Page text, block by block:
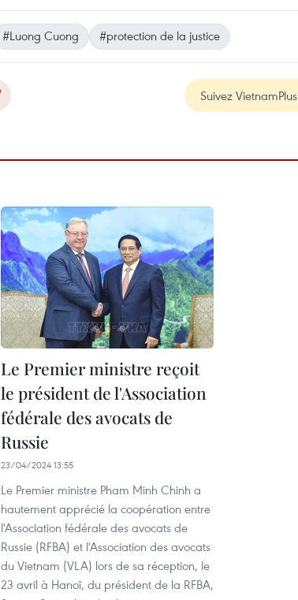
#Luong Cuong #protection de la justice
Suivez VietnamPlus
Le Premier ministre reçoit
le président de l'Association
fédérale des avocats de
Russie
23/04/2024 13:55
Le Premier ministre Pham Minh Chinh a
hautement apprécié la coopération entre
l'Association fédérale des avocats de
Russie (RFBA) et l'Association des avocats
du Vietnam (VLA) lors de sa réception, le
23 avril à Hanoï, du président de la RFBA,